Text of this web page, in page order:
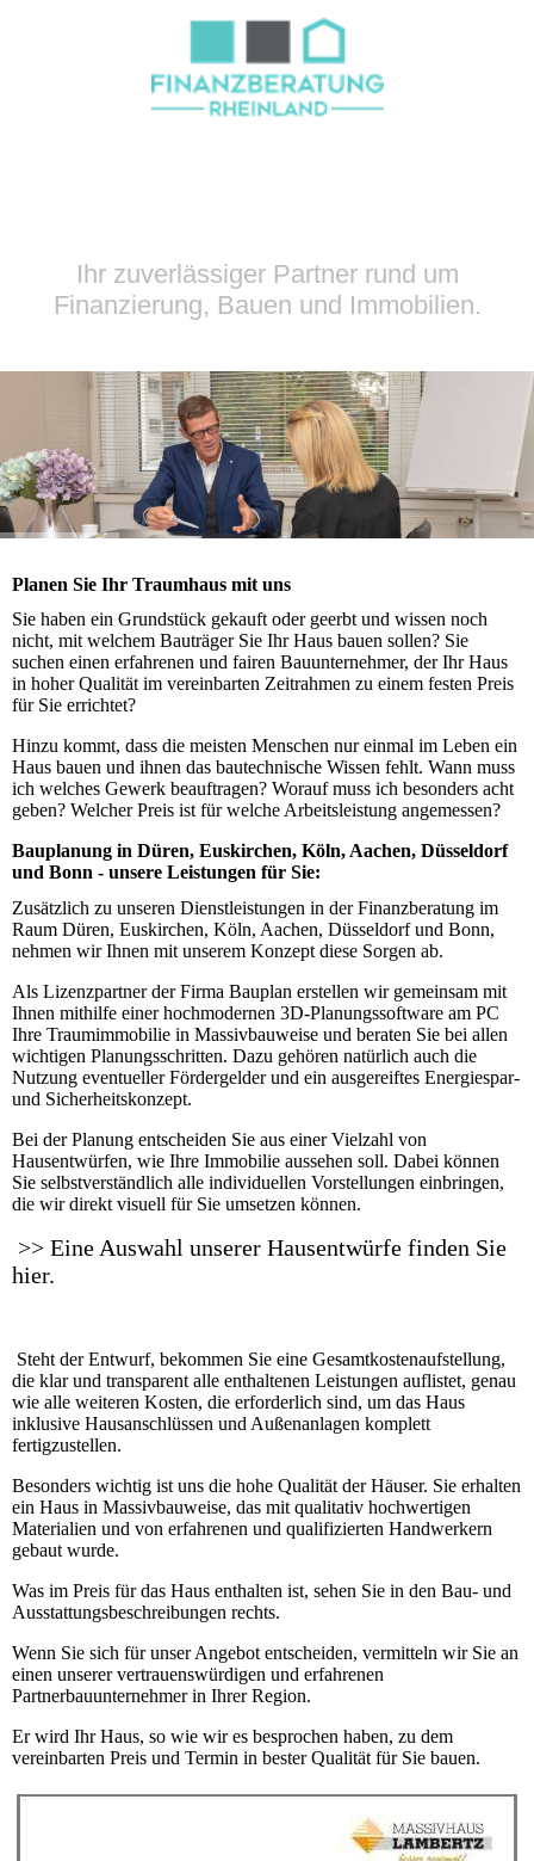
Ihr zuverlässiger Partner rund um
Finanzierung, Bauen und Immobilien.
Planen Sie Ihr Traumhaus mit uns
Sie haben ein Grundstück gekauft oder geerbt und wissen noch
nicht, mit welchem Bauträger Sie Ihr Haus bauen sollen? Sie
suchen einen erfahrenen und fairen Bauunternehmer, der Ihr Haus
in hoher Qualität im vereinbarten Zeitrahmen zu einem festen Preis
für Sie errichtet?
Hinzu kommt, dass die meisten Menschen nur einmal im Leben ein
Haus bauen und ihnen das bautechnische Wissen fehlt. Wann muss
ich welches Gewerk beauftragen? Worauf muss ich besonders acht
geben? Welcher Preis ist für welche Arbeitsleistung angemessen?
Bauplanung in Düren, Euskirchen, Köln, Aachen, Düsseldorf
und Bonn - unsere Leistungen für Sie:
Zusätzlich zu unseren Dienstleistungen in der Finanzberatung im
Raum Düren, Euskirchen, Köln, Aachen, Düsseldorf und Bonn,
nehmen wir Ihnen mit unserem Konzept diese Sorgen ab.
Als Lizenzpartner der Firma Bauplan erstellen wir gemeinsam mit
Ihnen mithilfe einer hochmodernen 3D-Planungssoftware am PC
Ihre Traumimmobilie in Massivbauweise und beraten Sie bei allen
wichtigen Planungsschritten. Dazu gehören natürlich auch die
Nutzung eventueller Fördergelder und ein ausgereiftes Energiespar-
und Sicherheitskonzept.
Bei der Planung entscheiden Sie aus einer Vielzahl von
Hausentwürfen, wie Ihre Immobilie aussehen soll. Dabei können
Sie selbstverständlich alle individuellen Vorstellungen einbringen,
die wir direkt visuell für Sie umsetzen können.
>> Eine Auswahl unserer Hausentwürfe finden Sie
hier.
Steht der Entwurf, bekommen Sie eine Gesamtkostenaufstellung,
die klar und transparent alle enthaltenen Leistungen auflistet, genau
wie alle weiteren Kosten, die erforderlich sind, um das Haus
inklusive Hausanschlüssen und Außenanlagen komplett
fertigzustellen.
Besonders wichtig ist uns die hohe Qualität der Häuser. Sie erhalten
ein Haus in Massivbauweise, das mit qualitativ hochwertigen
Materialien und von erfahrenen und qualifizierten Handwerkern
gebaut wurde.
Was im Preis für das Haus enthalten ist, sehen Sie in den Bau- und
Ausstattungsbeschreibungen rechts.
Wenn Sie sich für unser Angebot entscheiden, vermitteln wir Sie an
einen unserer vertrauenswürdigen und erfahrenen
Partnerbauunternehmer in Ihrer Region.
Er wird Ihr Haus, so wie wir es besprochen haben, zu dem
vereinbarten Preis und Termin in bester Qualität für Sie bauen.